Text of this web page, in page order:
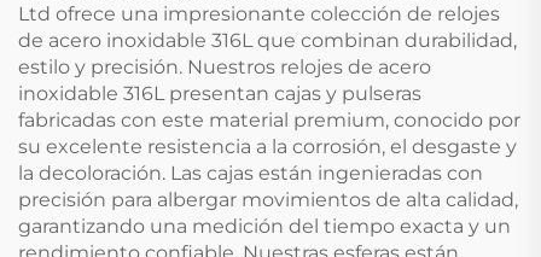
Ltd ofrece una impresionante colección de relojes
de acero inoxidable 316L que combinan durabilidad,
estilo y precisión. Nuestros relojes de acero
inoxidable 316L presentan cajas y pulseras
fabricadas con este material premium, conocido por
su excelente resistencia a la corrosión, el desgaste y
la decoloración. Las cajas están ingenieradas con
precisión para albergar movimientos de alta calidad,
garantizando una medición del tiempo exacta y un